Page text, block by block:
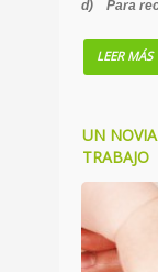
d) Para
LEER MÁS
UN
TRABAJO